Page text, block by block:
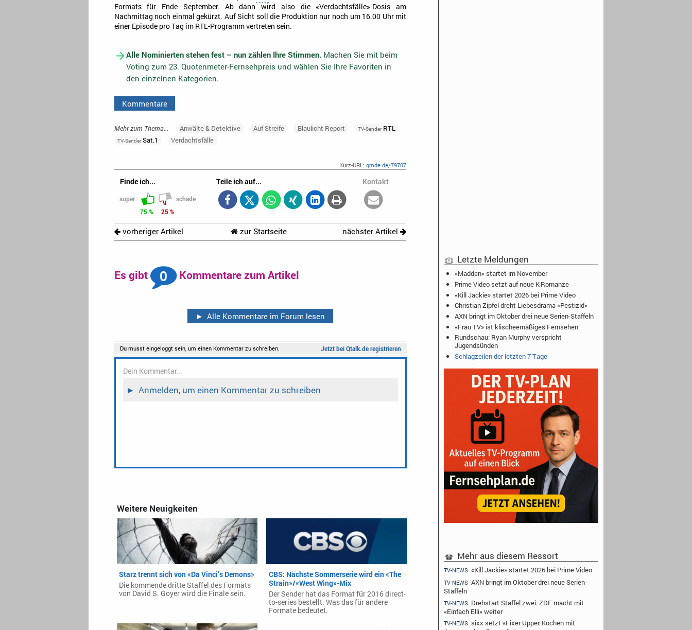
Formats für Ende September. Ab dann wird also die «Verdachtsfälle»-Dosis am
Nachmittag noch einmal gekürzt. Auf Sicht soll die Produktion nur noch um 16.00 Uhr mit
einer Episode pro Tag im RTL-Programm vertreten sein.
Alle Nominierten stehen fest – nun zählen Ihre Stimmen.Machen Sie mit beim
Voting zum 23. Quotenmeter-Fernsehpreis und wählen Sie Ihre Favoriten in
den einzelnen Kategorien.
Kommentare
Mehr zum Thema... Anwälte & Detektive Auf Streife Blaulicht Report TV-SenderRTL
TV-SenderSat.1 Verdachtsfälle
Kurz-URL:qmde.de/79707
Finde ich...
super
schade
75 %
25 %
Teile ich auf... Kontakt
vorheriger Artikel zur Startseite nächster Artikel
Es gibt 0 Kommentare zum Artikel
► Alle Kommentare im Forum lesen
Weitere Neuigkeiten
Starz trennt sich von «Da Vinci’s Demons»
Die kommende dritte Staffel des Formats
von David S. Goyer wird die Finale sein.
CBS: Nächste Sommerserie wird ein «The
Strain»/«West Wing»-Mix
Der Sender hat das Format für 2016 direct-
to-series bestellt. Was das für andere
Formate bedeutet.
Letzte Meldungen
«Madden» startet im November
Prime Video setzt auf neue K-Romanze
«Kill Jackie» startet 2026 bei Prime Video
Christian Zipfel dreht Liebesdrama «Pestizid»
AXN bringt im Oktober drei neue Serien-Staffeln
«Frau TV» ist klischeemäßiges Fernsehen
Rundschau: Ryan Murphy verspricht
Jugendsünden
Schlagzeilen der letzten 7 Tage
Mehr aus diesem Ressort
TV-NEWS «Kill Jackie» startet 2026 bei Prime Video
TV-NEWS AXN bringt im Oktober drei neue Serien-
Staffeln
TV-NEWS Drehstart Staffel zwei: ZDF macht mit
«Einfach Elli» weiter
TV-NEWS sixx setzt «Fixer Upper: Kochen mit